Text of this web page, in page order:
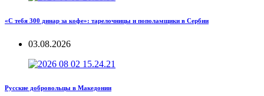
«С тебя 300 динар за кофе»: тарелочницы и пополамщики в Сербии
03.08.2026
Русские добровольцы в Македонии